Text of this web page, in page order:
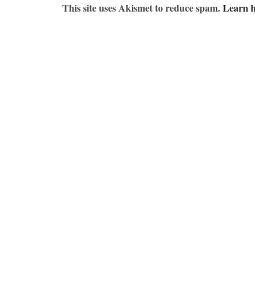
This site uses Akismet to reduce spam.Learn